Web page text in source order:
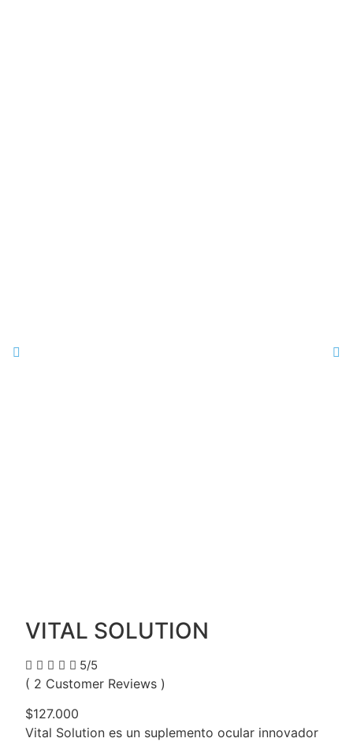
VITAL SOLUTION
     5/5
( 2 Customer Reviews )
$127.000
Vital Solution es un suplemento ocular innovador